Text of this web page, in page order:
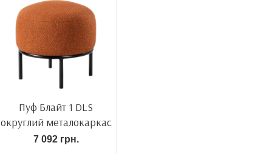
Пуф Блайт 1 DLS
округлий металокаркас
7 092 грн.